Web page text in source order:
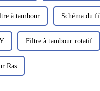
à tambour Schéma du
Filtre à tambour rotatif
Ras